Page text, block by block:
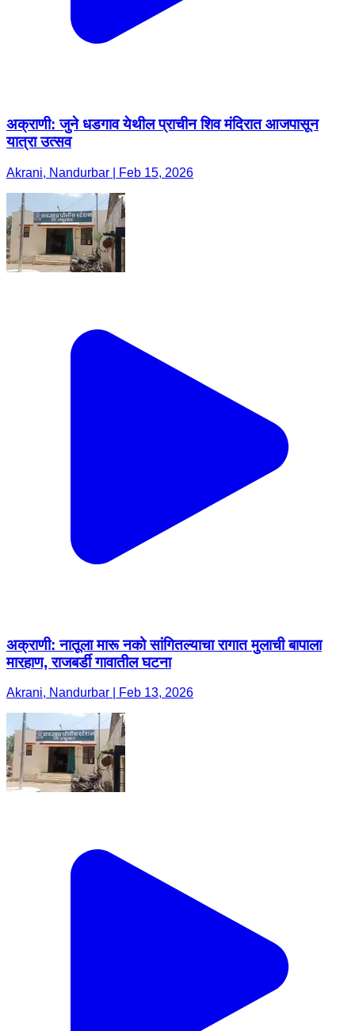
अक्राणी: जुने धडगाव येथील प्राचीन शिव मंदिरात आजपासून
यात्रा उत्सव
Akrani, Nandurbar | Feb 15, 2026
अक्राणी: नातूला मारू नको सांगितल्याचा रागात मुलाची बापाला
मारहाण, राजबर्डी गावातील घटना
Akrani, Nandurbar | Feb 13, 2026